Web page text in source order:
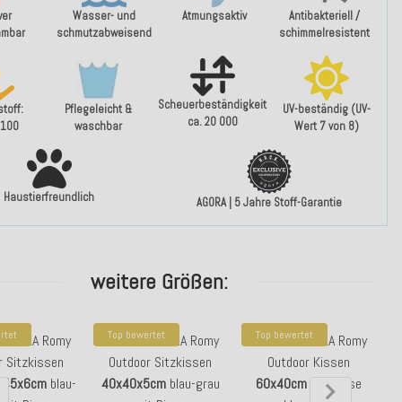
Wasser- und
schmutzabweisend
Atmungsaktiv
Antibakteriell /
schimmelresistent
Pflegeleicht &
waschbar
Scheuerbeständigkeit
ca. 20 000
UV-beständig (UV-
Wert 7 von 8)
Haustierfreundlich AGORA | 5 Jahre Stoff-Garantie
weitere Größen:
AGORA Romy
Sitzkissen
blau-
Top bewertet
H.O.C.K. - AGORA Romy
Outdoor Sitzkissen
40x40x5cmblau-grau
Top bewertet
H.O.C.K. - AGORA Romy
Outdoor Kissen
60x40cmmit Biese